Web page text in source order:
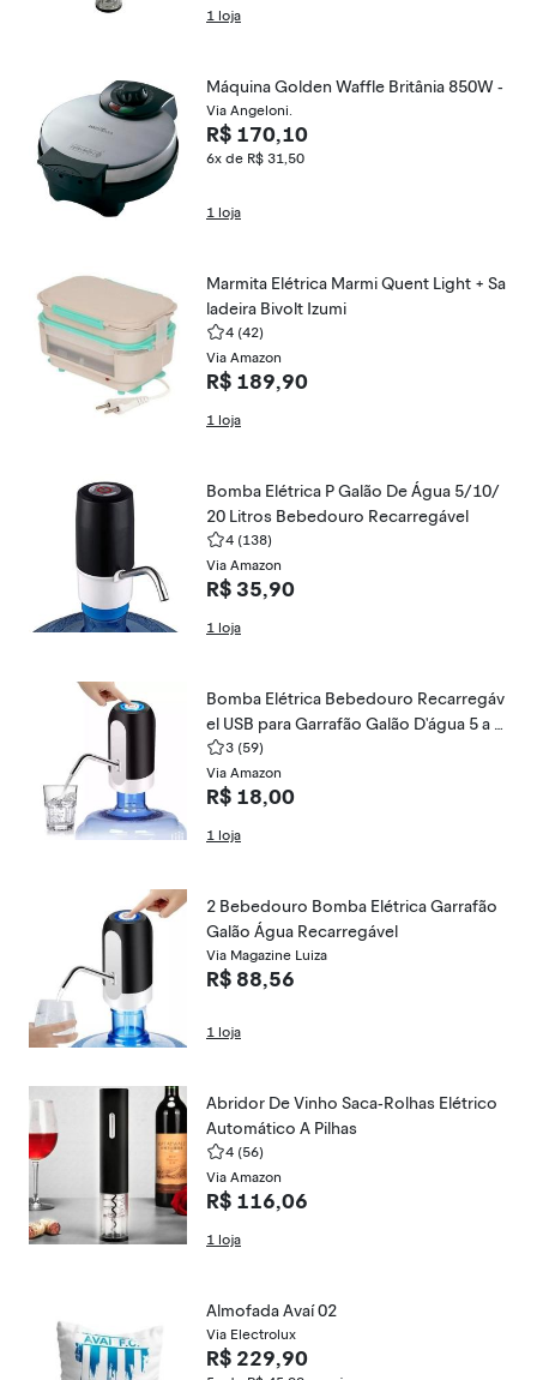
1 loja
Máquina Golden Waffle Britânia 850W -
Via Angeloni.
R$ 170,10
6x de R$ 31,50
1 loja
Marmita Elétrica Marmi Quent Light + Sa
ladeira Bivolt Izumi
4 (42)
Via Amazon
R$ 189,90
1 loja
Bomba Elétrica P Galão De Água 5/10/
20 Litros Bebedouro Recarregável
4 (138)
Via Amazon
R$ 35,90
1 loja
Bomba Elétrica Bebedouro Recarregáv
el USB para Garrafão Galão D'água 5 a 2
0 Litros
3 (59)
Via Amazon
R$ 18,00
1 loja
2 Bebedouro Bomba Elétrica Garrafão
Galão Água Recarregável
Via Magazine Luiza
R$ 88,56
1 loja
Abridor De Vinho Saca-Rolhas Elétrico
Automático A Pilhas
4 (56)
Via Amazon
R$ 116,06
1 loja
Almofada Avaí 02
Via Electrolux
R$ 229,90